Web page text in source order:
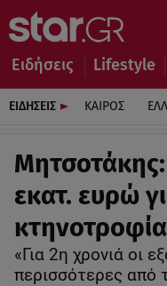
Ειδήσεις Lifestyle
ΕΙΔΗΣΕΙΣ ΚΑΙΡΟΣ
Μητσοτάκης:
εκατ. ευρώ
κτηνοτροφία
«Για 2η χρονιά οι
περισσότερες από